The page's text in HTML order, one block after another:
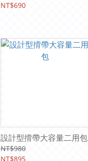
NT$690
設計型揹帶大容量二用包
NT$980
NT$895